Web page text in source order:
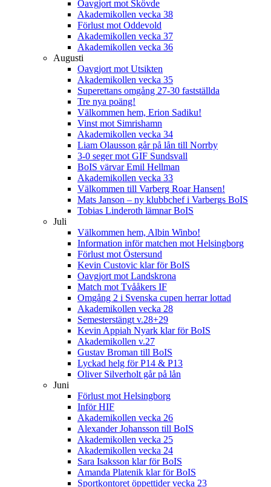
Oavgjort mot Skövde
Akademikollen vecka 38
Förlust mot Oddevold
Akademikollen vecka 37
Akademikollen vecka 36
Augusti
Oavgjort mot Utsikten
Akademikollen vecka 35
Superettans omgång 27-30 fastställda
Tre nya poäng!
Välkommen hem, Erion Sadiku!
Vinst mot Simrishamn
Akademikollen vecka 34
Liam Olausson går på lån till Norrby
3-0 seger mot GIF Sundsvall
BoIS värvar Emil Hellman
Akademikollen vecka 33
Välkommen till Varberg Roar Hansen!
Mats Janson – ny klubbchef i Varbergs BoIS
Tobias Linderoth lämnar BoIS
Juli
Välkommen hem, Albin Winbo!
Information inför matchen mot Helsingborg
Förlust mot Östersund
Kevin Custovic klar för BoIS
Oavgjort mot Landskrona
Match mot Tvååkers IF
Omgång 2 i Svenska cupen herrar lottad
Akademikollen vecka 28
Semesterstängt v.28+29
Kevin Appiah Nyark klar för BoIS
Akademikollen v.27
Gustav Broman till BoIS
Lyckad helg för P14 & P13
Oliver Silverholt går på lån
Juni
Förlust mot Helsingborg
Inför HIF
Akademikollen vecka 26
Alexander Johansson till BoIS
Akademikollen vecka 25
Akademikollen vecka 24
Sara Isaksson klar för BoIS
Amanda Platenik klar för BoIS
Sportkontoret öppettider vecka 23